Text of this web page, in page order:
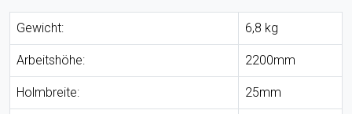
Gewicht: 6,8 kg
Arbeitshöhe: 2200mm
Holmbreite: 25mm